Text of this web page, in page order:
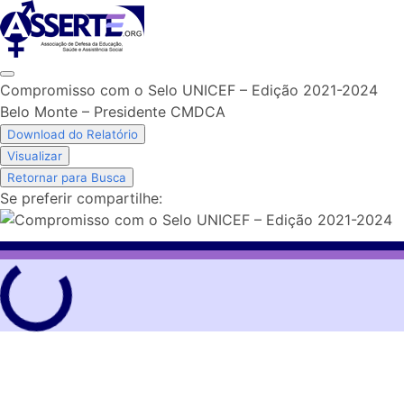
Skip
to
content
Compromisso com o Selo UNICEF – Edição 2021-2024
Belo Monte – Presidente CMDCA
Download do Relatório
Visualizar
Retornar para Busca
Se preferir compartilhe: